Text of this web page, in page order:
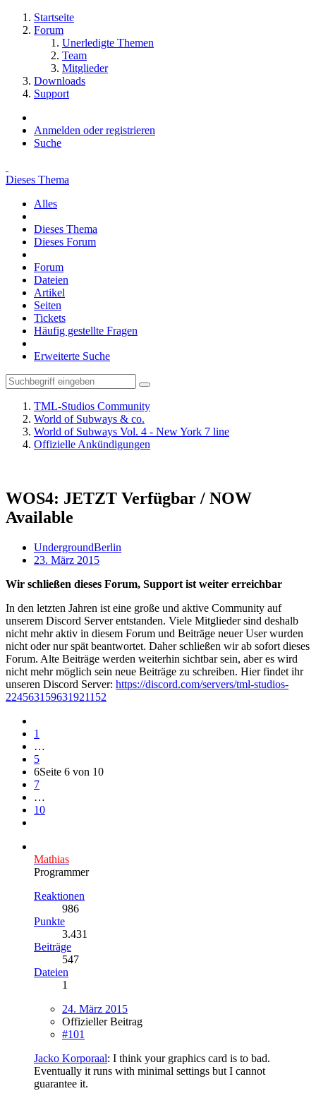
Startseite
Forum
Unerledigte Themen
Team
Mitglieder
Downloads
Support
Anmelden oder registrieren
Suche
Dieses Thema
Alles
Dieses Thema
Dieses Forum
Forum
Dateien
Artikel
Seiten
Tickets
Häufig gestellte Fragen
Erweiterte Suche
TML-Studios Community
World of Subways & co.
World of Subways Vol. 4 - New York 7 line
Offizielle Ankündigungen
WOS4: JETZT Verfügbar / NOW
Available
UndergroundBerlin
23. März 2015
Wir schließen dieses Forum, Support ist weiter erreichbar
In den letzten Jahren ist eine große und aktive Community auf
unserem Discord Server entstanden. Viele Mitglieder sind deshalb
nicht mehr aktiv in diesem Forum und Beiträge neuer User wurden
nicht oder nur spät beantwortet. Daher schließen wir ab sofort dieses
Forum. Alte Beiträge werden weiterhin sichtbar sein, aber es wird
nicht mehr möglich sein neue Beiträge zu schreiben. Hier findet ihr
unseren Discord Server: https://discord.com/servers/tml-studios-
224563159631921152
1
…
5
6Seite 6 von 10
7
…
10
Mathias
Programmer
Reaktionen
986
Punkte
3.431
Beiträge
547
Dateien
1
24. März 2015
Offizieller Beitrag
#101
Jacko Korporaal: I think your graphics card is to bad.
Eventually it runs with minimal settings but I cannot
guarantee it.